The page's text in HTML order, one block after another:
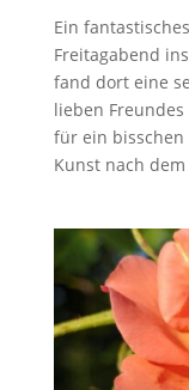
Ein
Freitagabend
fand dort eine
lieben
für ein bisschen
Kunst nach